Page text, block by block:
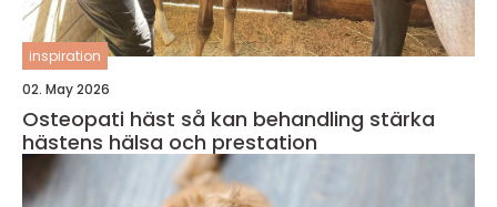
inspiration
02. May 2026
Osteopati häst så kan behandling stärka
hästens hälsa och prestation